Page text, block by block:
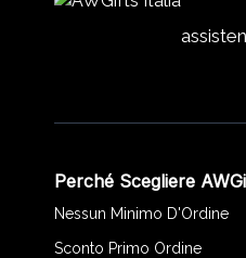
Perché Scegliere
Nessun Minimo D'Ordine
Sconto Primo Ordine